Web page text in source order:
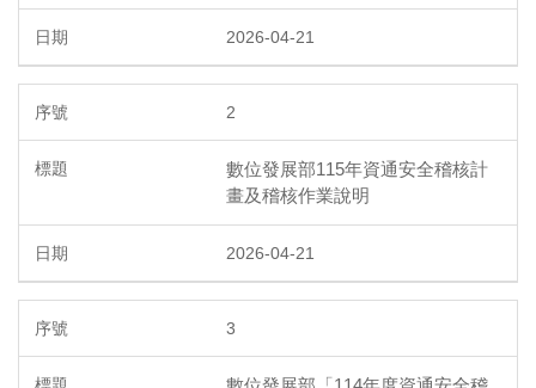
2026-04-21
2
數位發展部115年資通安全稽核計
畫及稽核作業說明
2026-04-21
3